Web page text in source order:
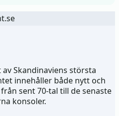
Skandinaviens största
innehåller både nytt och
sent 70-tal till de senaste
konsoler.